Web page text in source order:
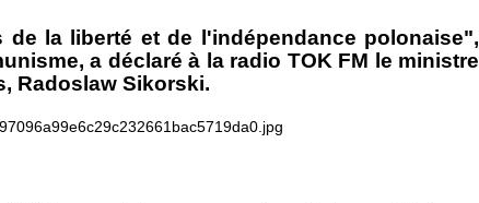
la liberté et de l'indépendance polonaise",
a déclaré à la radio TOK FM le ministre
Radoslaw Sikorski.